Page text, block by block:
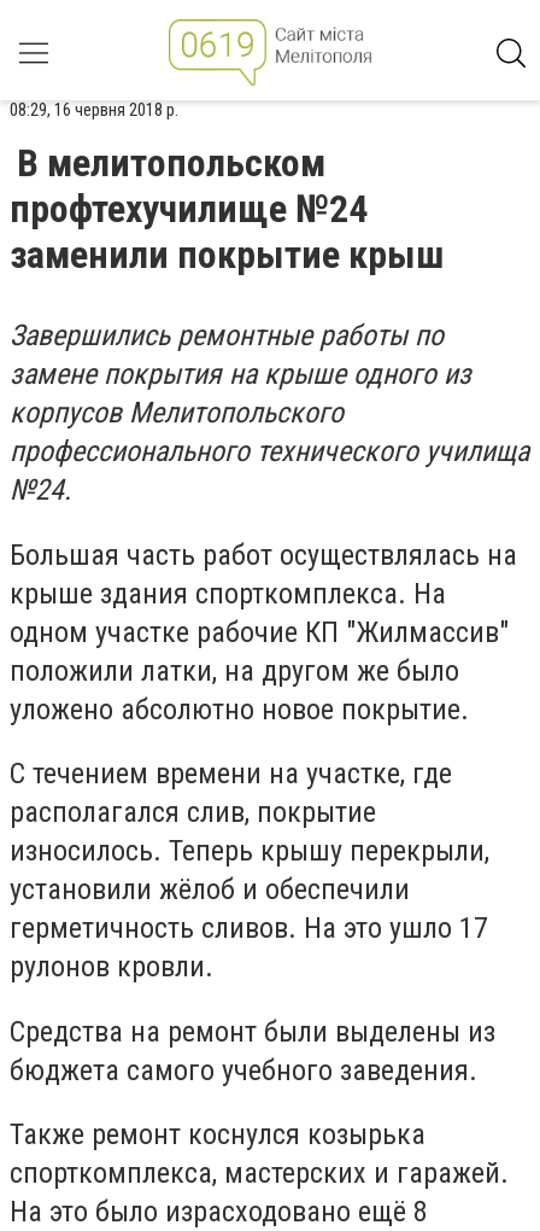
08:29, 16 червня 2018 р.
В мелитопольском
профтехучилище №24
заменили покрытие крыш
Завершились ремонтные работы по
замене покрытия на крыше одного из
корпусов Мелитопольского
профессионального технического училища
№24.
Большая часть работ осуществлялась на
крыше здания спорткомплекса. На
одном участке рабочие КП "Жилмассив"
положили латки, на другом же было
уложено абсолютно новое покрытие.
С течением времени на участке, где
располагался слив, покрытие
износилось. Теперь крышу перекрыли,
установили жёлоб и обеспечили
герметичность сливов. На это ушло 17
рулонов кровли.
Средства на ремонт были выделены из
бюджета самого учебного заведения.
Также ремонт коснулся козырька
спорткомплекса, мастерских и гаражей.
На это было израсходовано ещё 8